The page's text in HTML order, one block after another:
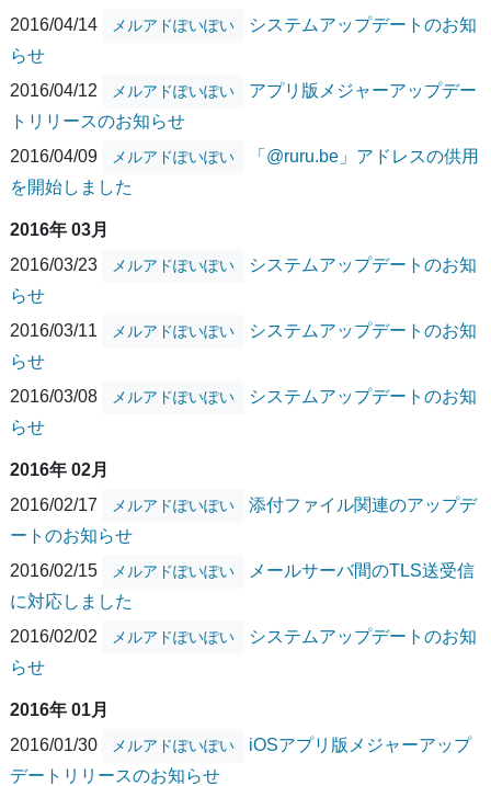
2016/04/14
メルアドぽいぽい
システムアップデートのお知
らせ
2016/04/12
メルアドぽいぽい
アプリ版メジャーアップデー
トリリースのお知らせ
2016/04/09
メルアドぽいぽい
「@ruru.be」アドレスの供用
を開始しました
2016年 03月
2016/03/23
メルアドぽいぽい
システムアップデートのお知
らせ
2016/03/11
メルアドぽいぽい
システムアップデートのお知
らせ
2016/03/08
メルアドぽいぽい
システムアップデートのお知
らせ
2016年 02月
2016/02/17
メルアドぽいぽい
添付ファイル関連のアップデ
ートのお知らせ
2016/02/15
メルアドぽいぽい
メールサーバ間のTLS送受信
に対応しました
2016/02/02
メルアドぽいぽい
システムアップデートのお知
らせ
2016年 01月
2016/01/30
メルアドぽいぽい
iOSアプリ版メジャーアップ
デートリリースのお知らせ